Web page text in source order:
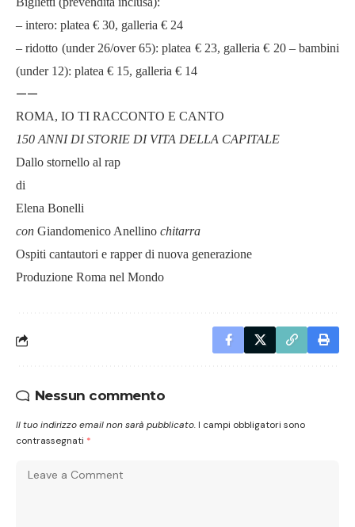
– intero: platea € 30, galleria € 24
– ridotto (under 26/over 65): platea € 23, galleria€ 20 – bambini
(under 12): platea € 15, galleria € 14
——
ROMA, IO TI RACCONTO E CANTO
150 ANNI DI STORIE DI VITA DELLA CAPITALE
Dallo stornello al rap
di
Elena Bonelli
con Giandomenico Anellino chitarra
Ospiti cantautori e rapper di nuova generazione
Produzione Roma nel Mondo
Nessun commento
Il tuo indirizzo email non sarà pubblicato. I campi obbligatori sono
contrassegnati *